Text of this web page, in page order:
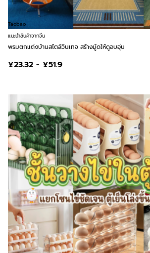
Taobao
แนะนำสินค้าจากจีน
พรมตกแต่งบ้านสไตล์วินเทจ สร้างมู้ดให้ดูอบอุ่น
¥23.32 - ¥51.9